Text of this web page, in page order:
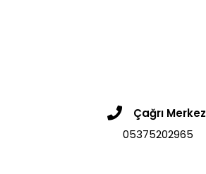
Çağrı
05375202965